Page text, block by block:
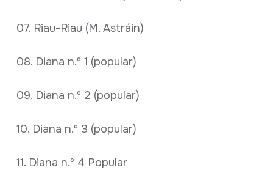
07. Riau-Riau (M. Astráin)
08. Diana n.º 1 (popular)
09. Diana n.º 2 (popular)
10. Diana n.º 3 (popular)
11. Diana n.º 4 Popular